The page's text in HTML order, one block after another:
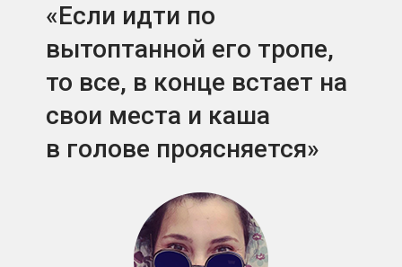
«Если идти по
вытоптанной его тропе,
то все, в конце встает на
свои места и каша
в голове проясняется»